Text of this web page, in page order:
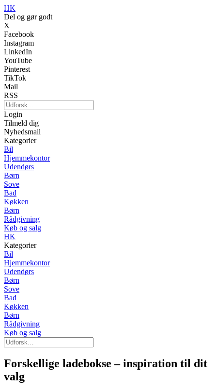
HK
Del og gør godt
X
Facebook
Instagram
LinkedIn
YouTube
Pinterest
TikTok
Mail
RSS
Login
Tilmeld dig
Nyhedsmail
Kategorier
Bil
Hjemmekontor
Udendørs
Børn
Sove
Bad
Køkken
Børn
Rådgivning
Køb og salg
HK
Kategorier
Bil
Hjemmekontor
Udendørs
Børn
Sove
Bad
Køkken
Børn
Rådgivning
Køb og salg
Forskellige ladebokse – inspiration til dit
valg